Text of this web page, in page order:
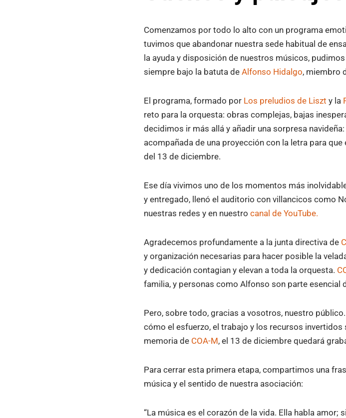
Comenzamos por todo lo alto con un programa
tuvimos que abandonar nuestra sede habitual de
la ayuda y disposición de nuestros músicos,
siempre bajo la batuta de Alfonso Hidalgo, miembro
El programa, formado por Los preludios de Liszt y la
reto para la orquesta: obras complejas, bajas
decidimos ir más allá y añadir una sorpresa
acompañada de una proyección con la letra para
del 13 de diciembre.
Ese día vivimos uno de los momentos más
y entregado, llenó el auditorio con villancicos como
nuestras redes y en nuestro canal de YouTube.
Agradecemos profundamente a la junta directiva de
y organización necesarias para hacer posible la
y dedicación contagian y elevan a toda la orquesta.
familia, y personas como Alfonso son parte esencial
Pero, sobre todo, gracias a vosotros, nuestro
cómo el esfuerzo, el trabajo y los recursos invertidos
memoria de COA-M, el 13 de diciembre quedará
Para cerrar esta primera etapa, compartimos una
música y el sentido de nuestra asociación:
“La música es el corazón de la vida. Ella habla amor;